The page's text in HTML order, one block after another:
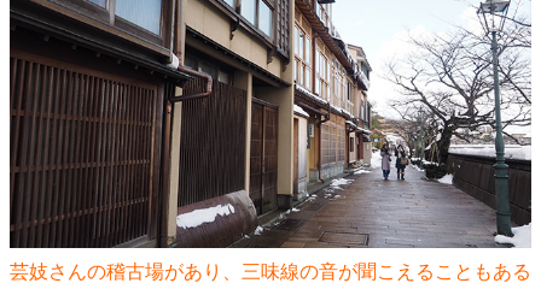
芸妓さんの稽古場があり、三味線の音が聞こえることもある